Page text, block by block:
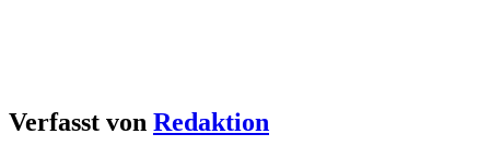
Verfasst von Redaktion